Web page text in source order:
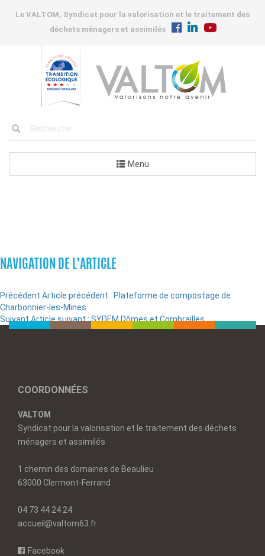
Le VALTOM, Syndicat pour la valorisation et le traitement des
déchets ménagers et assimilés
Menu
NAVIGATION DE L’ARTICLE
Précédent Article précédent : Plateforme de compostage de
Charbonnier-les-Mines
SuivantArticle suivant :SYDEM Dômes et Combrailles
COORDONNÉES
VALTOM
Syndicat pour la valorisation et le traitement des déchets
ménagers et assimilés
1 chemin des domaines de Beaulieu
63000 Clermont-Ferrand
04 73 44 24 24
accueil@valtom63.fr
Facebook